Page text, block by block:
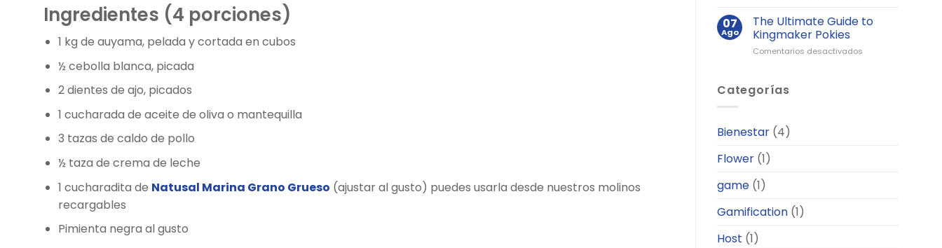
Ingredientes (4 porciones)
1 kg de auyama, pelada y cortada en cubos
½ cebolla blanca, picada
2 dientes de ajo, picados
1 cucharada de aceite de oliva o mantequilla
3 tazas de caldo de pollo
½ taza de crema de leche
1 cucharadita de Natusal Marina Grano Grueso (ajustar al gusto) puedes usarla desde nuestros molinos
recargables
Pimienta negra al gusto
казахстански
Online
USA
07
Ago
The Ultimate Guide to
Kingmaker Pokies
Comentarios desactivados
Categorías
Bienestar (4)
Flower (1)
game (1)
Gamification (1)
Host (1)